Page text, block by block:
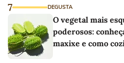
7 DEGUSTA
O vegetal mais
poderosos:
maxixe e como